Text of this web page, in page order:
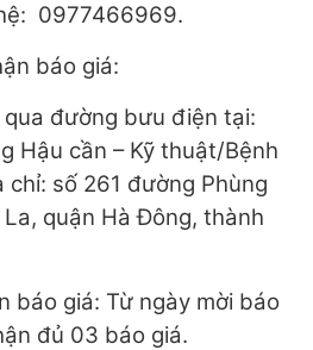
0977466969.
báo giá:
đường bưu điện tại:
Hậu cần – Kỹ thuật/Bệnh
chỉ: số 261 đường Phùng
quận Hà Đông, thành
báo giá: Từ ngày mời báo
đủ 03 báo giá.